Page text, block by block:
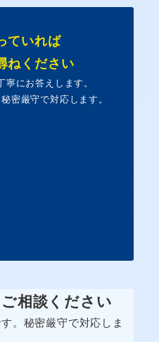
ていれば
ねください
寧にお答えします。
密厳守で対応します。
相談ください
。秘密厳守で対応しま